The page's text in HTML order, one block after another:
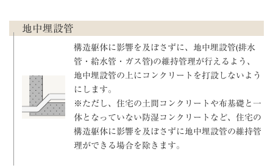
地中埋設管
構造躯体に影響を及ぼさずに、地中埋設管(排水
管・給水管・ガス管)の維持管理が行えるよう、
地中埋設管の上にコンクリートを打設しないよう
にします。
※ただし、住宅の土間コンクリートや布基礎と一
体となっていない防湿コンクリートなど、住宅の
構造躯体に影響を及ぼさずに地中埋設管の維持管
理ができる場合を除きます。